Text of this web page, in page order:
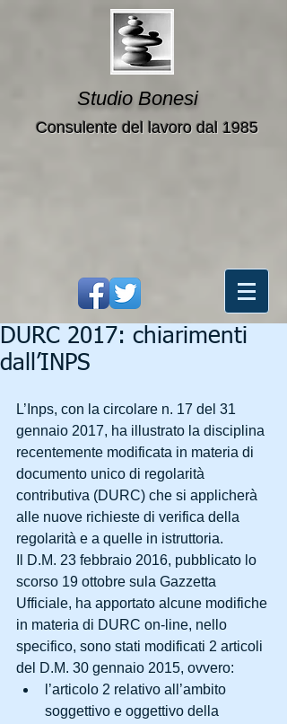
Studio Bonesi
Consulente del lavoro dal 1985
DURC 2017: chiarimenti
dall’INPS
L’Inps, con la circolare n. 17 del 31
gennaio 2017, ha illustrato la disciplina
recentemente modificata in materia di
documento unico di regolarità
contributiva (DURC) che si applicherà
alle nuove richieste di verifica della
regolarità e a quelle in istruttoria.
Il D.M. 23 febbraio 2016, pubblicato lo
scorso 19 ottobre sula Gazzetta
Ufficiale, ha apportato alcune modifiche
in materia di DURC on-line, nello
specifico, sono stati modificati 2 articoli
del D.M. 30 gennaio 2015, ovvero:
l’articolo 2 relativo all’ambito
soggettivo e oggettivo della